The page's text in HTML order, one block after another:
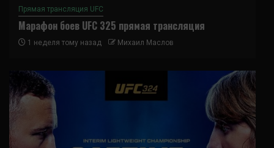
Прямая трансляция UFC
Марафон боев UFC 325 прямая трансляция
1 неделя тому назад Михаил Маслов